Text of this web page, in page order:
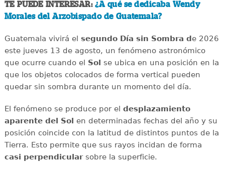
TE PUEDE INTERESAR:¿A qué se dedicaba Wendy
Morales del Arzobispado de Guatemala?
Guatemala vivirá el segundo Día sin Sombra d e 2026
este jueves 13 de agosto, un fenómeno astronómico
que ocurre cuando el Sol se ubica en una posición en la
que los objetos colocados de forma vertical pueden
quedar sin sombra durante un momento del día.
El fenómeno se produce por el desplazamiento
aparente del Sol en determinadas fechas del año y su
posición coincide con la latitud de distintos puntos de la
Tierra. Esto permite que sus rayos incidan de forma
casi perpendicularsobre la superficie.